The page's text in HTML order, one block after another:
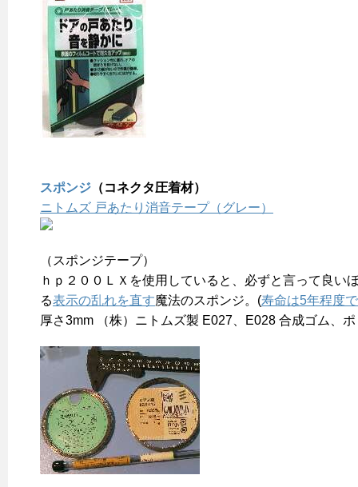
スポンジ （コネクタ圧着材）
ニトムズ 戸あたり消音テープ（グレー）
（スポンジテープ）
ｈｐ２００ＬＸを使用していると、必ずと言って良い
る表示の乱れを直す魔法のスポンジ。(寿命は5年程度
厚さ3mm （株）ニトムズ製 E027、E028 合成ゴム、